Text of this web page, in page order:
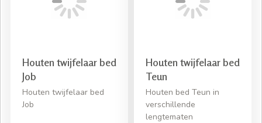
Houten twijfelaar bed
Job
Houten twijfelaar bed
Job
Houten twijfelaar bed
Teun
Houten bed Teun in
verschillende
lengtematen